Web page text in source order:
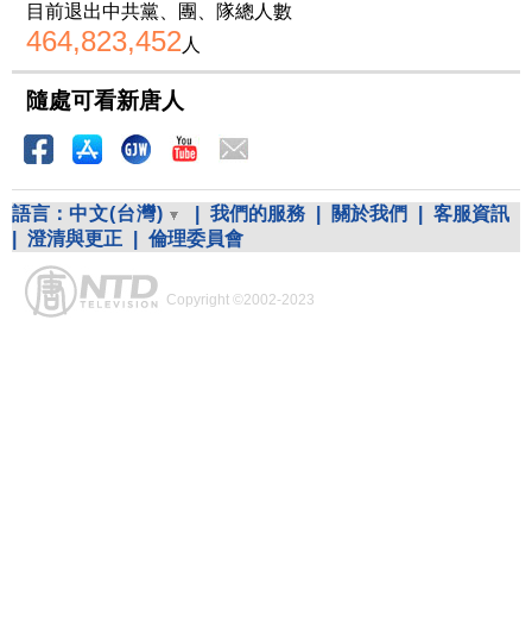
目前退出中共黨、團、隊總人數
464,823,452 人
隨處可看新唐人
語言： 中文(台灣) 我們的服務 關於我們
客服資訊
澄清與更正 倫理委員會
Copyright ©2002-2023